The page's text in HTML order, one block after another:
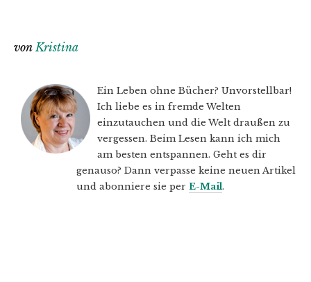
vonKristina
Ein Leben ohne Bücher? Unvorstellbar!
Ich liebe es in fremde Welten
einzutauchen und die Welt draußen zu
vergessen. Beim Lesen kann ich mich
am besten entspannen. Geht es dir
genauso? Dann verpasse keine neuen Artikel
und abonniere sie per E-Mail.